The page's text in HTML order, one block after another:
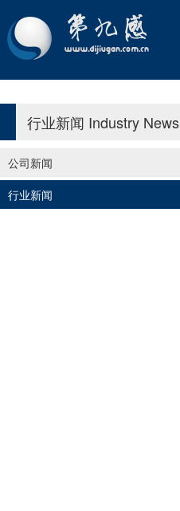
行业新闻 Industry News
公司新闻
行业新闻